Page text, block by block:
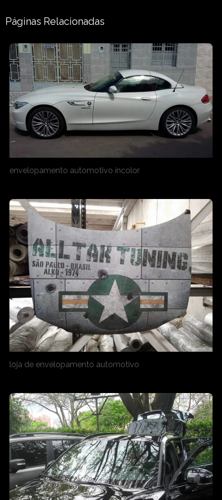
Páginas Relacionadas
envelopamento automotivo incolor
loja de envelopamento automotivo